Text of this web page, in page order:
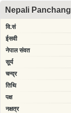
Nepali Panchang
वि.सं
ईसवी
नेपाल संवत
सूर्य
चन्द्र
तिथि
पक्ष
नक्षत्र